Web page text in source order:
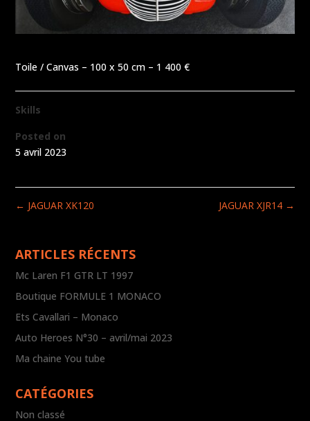
Toile / Canvas – 100 x 50 cm – 1 400 €
Skills
Posted on
5 avril 2023
← JAGUAR XK120 JAGUAR XJR14 →
ARTICLES RÉCENTS
Mc Laren F1 GTR LT 1997
Boutique FORMULE 1 MONACO
Ets Cavallari – Monaco
Auto Heroes N°30 – avril/mai 2023
Ma chaine You tube
CATÉGORIES
Non classé